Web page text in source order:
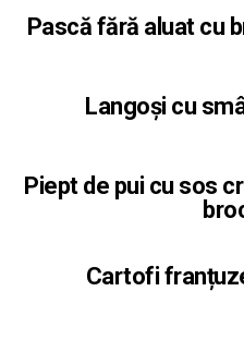
Pască fără aluat cu
Langoși cu
Piept de pui cu sos
Cartofi